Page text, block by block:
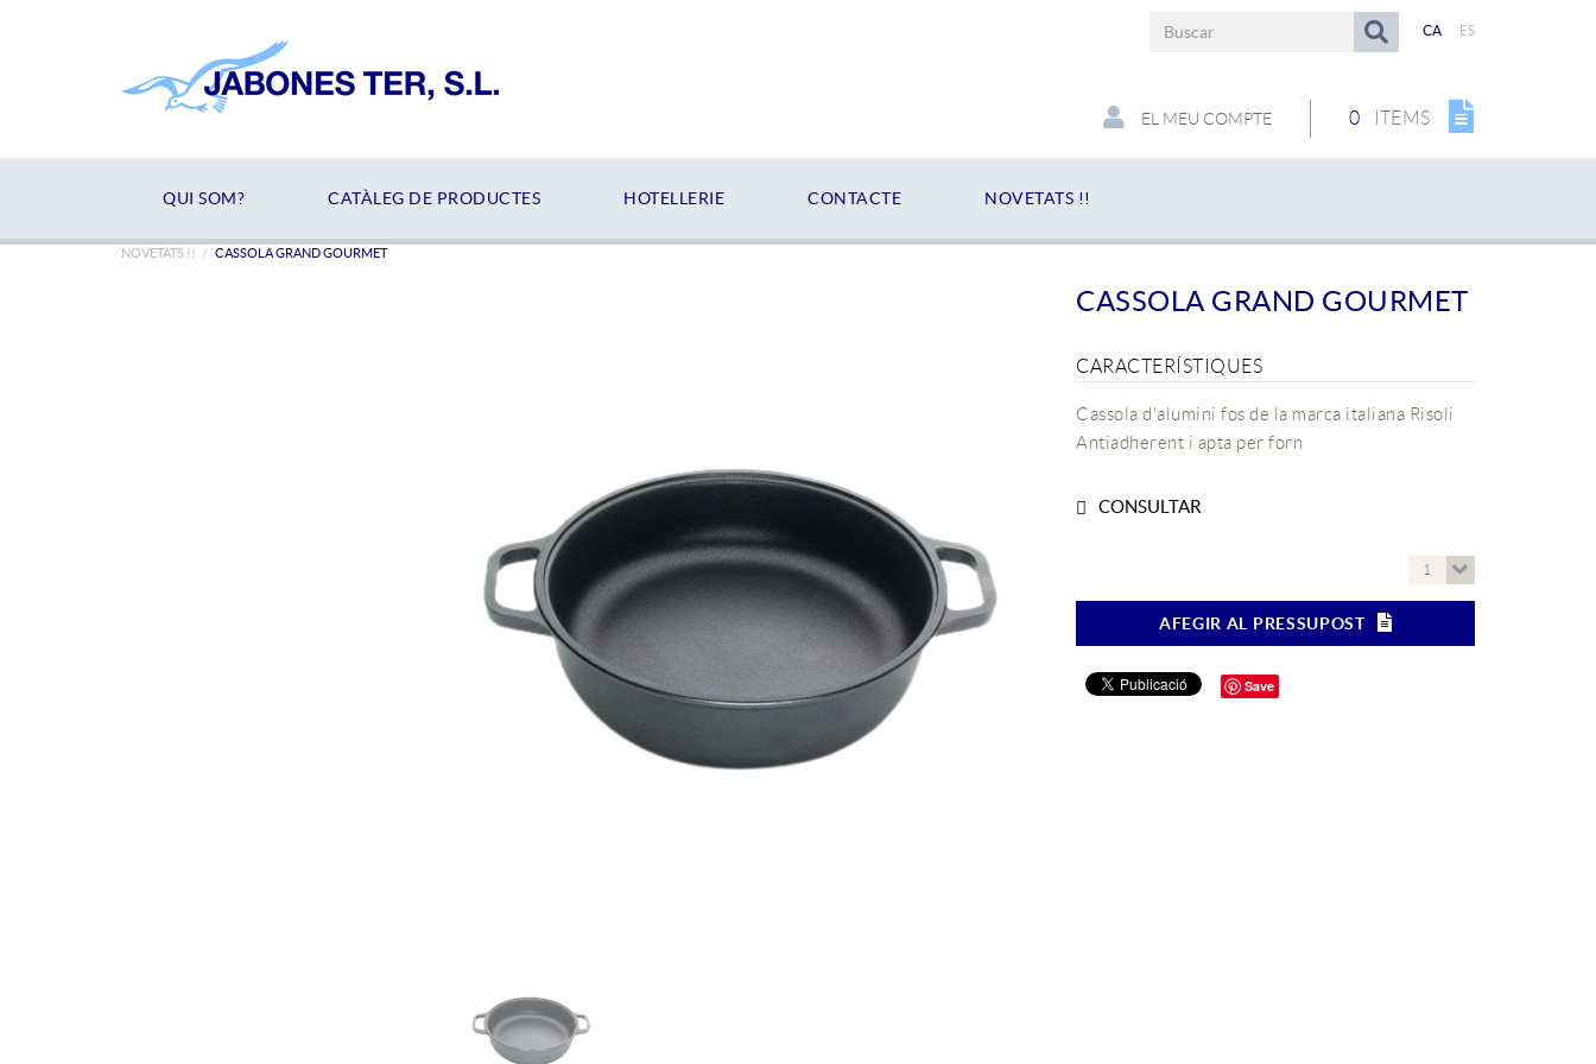
CA ES
0 ITEMS
EL MEU COMPTE
QUI SOM? CATÀLEG DE PRODUCTES HOTELLERIE CONTACTE NOVETATS !!
NOVETATS !! CASSOLA GRAND GOURMET
CASSOLA GRAND GOURMET
CARACTERÍSTIQUES
Cassola d'alumini fos de la marca italiana Risoli
Antiadherent i apta per forn
CONSULTAR
1
AFEGIR AL PRESSUPOST
Save